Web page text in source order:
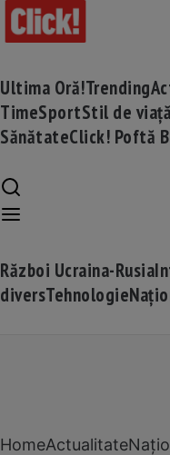
Ultima Oră!Trending
TimeSportStil de viață
SănătateClick! Poftă
Război Ucraina-Rusia
diversTehnologie
HomeActualitate